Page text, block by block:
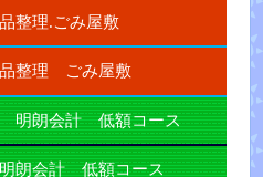
整理.ごみ屋敷
整理 ごみ屋敷
明朗会計 低額コース
朗会計 低額コース